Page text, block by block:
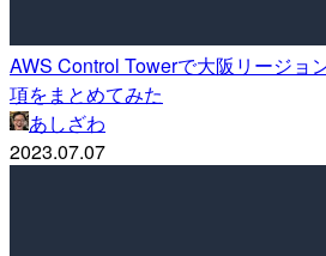
AWS Control Towerで大阪リージョ
項をまとめてみた
あしざわ
2023.07.07